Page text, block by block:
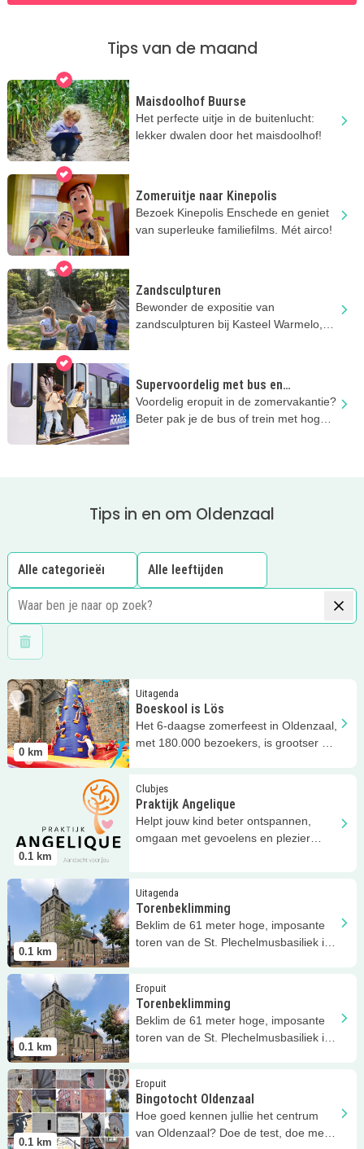
Tips van de maand
Maisdoolhof Buurse
Het perfecte uitje in de buitenlucht:
lekker dwalen door het maisdoolhof!
Zomeruitje naar Kinepolis
Bezoek Kinepolis Enschede en geniet
van superleuke familiefilms. Mét airco!
Zandsculpturen
Bewonder de expositie van
zandsculpturen bij Kasteel Warmelo,
Supervoordelig met bus en
regionale trein
Voordelig eropuit in de zomervakantie?
Beter pak je de bus of trein met hoge
Tips in en om Oldenzaal
Wis filters
0 km
Uitagenda
Boeskool is Lös
Het 6-daagse zomerfeest in Oldenzaal,
met 180.000 bezoekers, is grootser en
Lees meer Boeskool is Lös
0.1 km
Clubjes
Praktijk Angelique
Helpt jouw kind beter ontspannen,
omgaan met gevoelens en plezier
Praktijk Angelique
0.1 km
Uitagenda
Torenbeklimming
Beklim de 61 meter hoge, imposante
toren van de St. Plechelmusbasiliek in
Lees meer Torenbeklimming
0.1 km
Eropuit
Torenbeklimming
Beklim de 61 meter hoge, imposante
toren van de St. Plechelmusbasiliek in
Lees meer Torenbeklimming
0.1 km
Eropuit
Bingotocht Oldenzaal
Hoe goed kennen jullie het centrum
van Oldenzaal? Doe de test, doe mee
Lees meer Bingotocht Oldenzaal